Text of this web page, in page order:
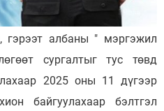
гэрээт албаны " мэргэжил
сургалтыг тус төвд
2025 оны 11 дүгээр
байгуулахаар бэлтгэл